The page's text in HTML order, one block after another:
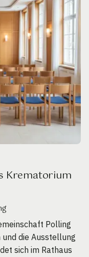
Krematorium
Polling
die Ausstellung
sich im Rathaus